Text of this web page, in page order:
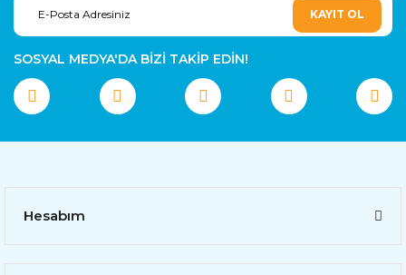
KAYIT OL
SOSYAL MEDYA'DA BİZİ TAKİP EDİN!
Hesabım